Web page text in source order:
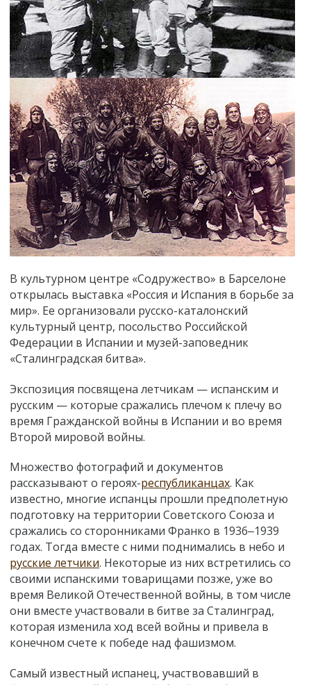
В культурном центре «Содружество» в Барселоне
открылась выставка «Россия и Испания в борьбе за
мир». Ее организовали русско-каталонский
культурный центр, посольство Российской
Федерации в Испании и музей-заповедник
«Сталинградская битва».
Экспозиция посвящена летчикам — испанским и
русским — которые сражались плечом к плечу во
время Гражданской войны в Испании и во время
Второй мировой войны.
Множество фотографий и документов
рассказывают о героях-республиканцах. Как
известно, многие испанцы прошли предполетную
подготовку на территории Советского Союза и
сражались со сторонниками Франко в 1936‒1939
годах. Тогда вместе с ними поднимались в небо и
русские летчики. Некоторые из них встретились со
своими испанскими товарищами позже, уже во
время Великой Отечественной войны, в том числе
они вместе участвовали в битве за Сталинград,
которая изменила ход всей войны и привела в
конечном счете к победе над фашизмом.
Самый известный испанец, участвовавший в